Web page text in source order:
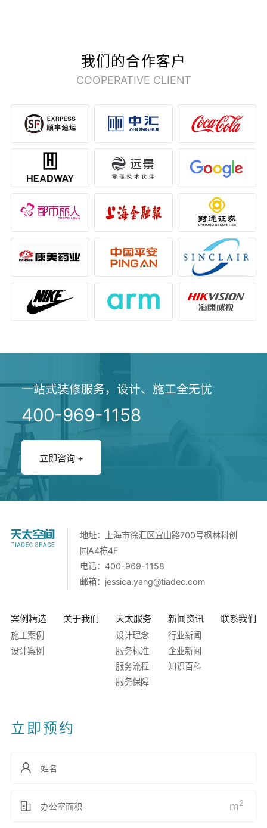
我们的合作客户
COOPERATIVE CLIENT
一站式装修服务，设计、施工全无忧
400-969-1158
立即咨询 +
地址：上海市徐汇区宜山路700号枫林科创
园A4栋4F
电话：400-969-1158
邮箱： jessica.yang@tiadec.com
案例精选
施工案例
设计案例
关于我们 天太服务
设计理念
服务标准
服务流程
服务保障
新闻资讯
行业新闻
企业新闻
知识百科
联系我们
立即预约
m2